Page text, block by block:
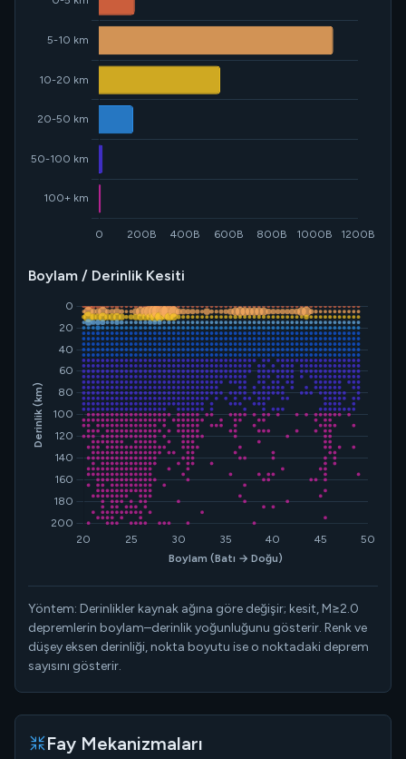
Boylam / Derinlik Kesiti
Yöntem: Derinlikler kaynak ağına göre değişir; kesit, M≥2.0
depremlerin boylam–derinlik yoğunluğunu gösterir. Renk ve
düşey eksen derinliği, nokta boyutu ise o noktadaki deprem
sayısını gösterir.
Fay Mekanizmaları